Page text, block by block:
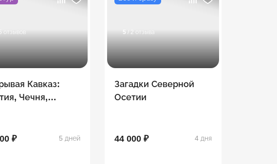
отзывов
Кавказ:
Чечня,
₽ 5 дней
5 / 2 отзыва
Загадки Северной
Осетии
44 000 ₽ 4 дня